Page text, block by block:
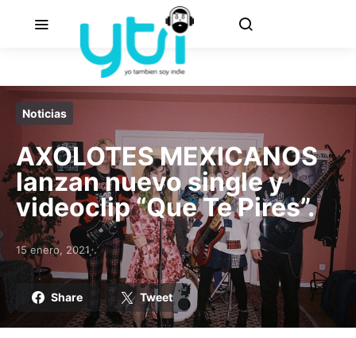
Noticias
AXOLOTES MEXICANOS
lanzan nuevo single y
videoclip “Que Te Pires”.
Posted on
15 enero, 2021
Share Tweet